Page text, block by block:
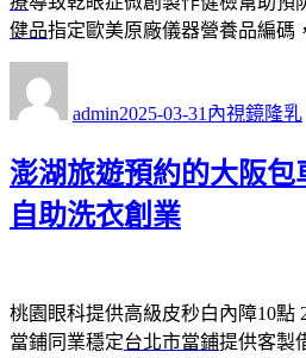
健品指定歐美原廠儀器營養品編碼，
admin佈
期:
2025-03-31 類
內視鏡隆乳
澎湖旅遊預約的大阪包
自助洗衣創業
桃園眼科提供高級皮秒白內障10點
當鋪同業穩定台北市當鋪提供客製